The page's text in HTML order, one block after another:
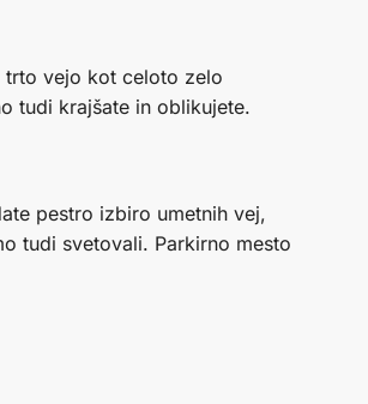
trto vejo kot celoto zelo
tudi krajšate in oblikujete.
pestro izbiro umetnih vej,
tudi svetovali. Parkirno mesto